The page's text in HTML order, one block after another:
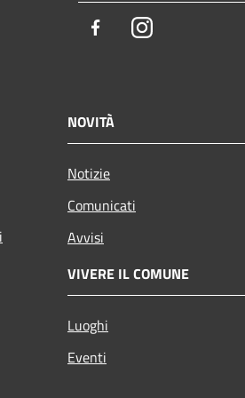
FacebookInstagram
NOVITÀ
Notizie
Comunicati
Avvisi
VIVERE IL COMUNE
Luoghi
Eventi